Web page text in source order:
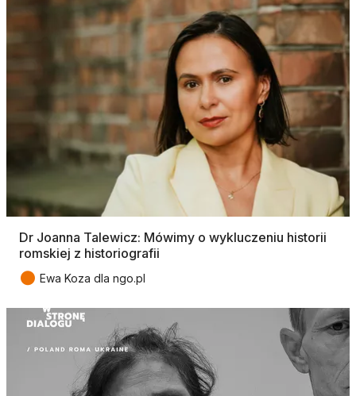
Dr Joanna Talewicz: Mówimy o wykluczeniu historii
romskiej z historiografii
● Ewa Koza dla ngo.pl